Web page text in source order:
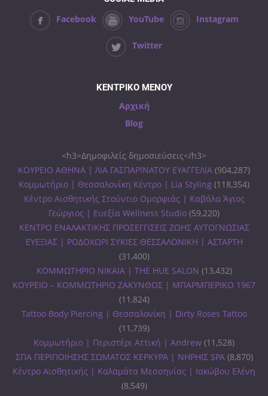
Facebook YouTube Instagram
Twitter
ΚΕΝΤΡΙΚΟ ΜΕΝΟΥ
Αρχική
Blog
<h3>Δημοφιλείς δημοσιεύσεις</h3>
ΚΟΥΡΕΙΟ ΑΘΗΝΑ | ΛΙΑ ΓΑΣΠΑΡΙΝΑΤΟΥ ΕΥΑΓΓΕΛΙΑ (904,287)
Κομμωτήριο | Θεσσαλονίκη Κέντρο | Lia Styling (118,354)
Κέντρο Αισθητικής Στούντιο Ομορφιάς | Καβάλα Άγιος
Γεώργιος | Ευεξία Wellness Studio (59,220)
ΚΕΝΤΡΟ ΕΝΑΛΑΚΤΙΚΗΣ ΠΡΟΣΕΓΓΙΣΕΙΣ ΖΩΗΣ ΑΥΤΟΓΝΩΣΙΑΣ
ΕΥΕΞΙΑΣ | ΡΟΔΟΧΩΡΙ ΣΥΚΙΕΣ ΘΕΣΣΑΛΟΝΙΚΗ | ΑΣΤΑΡΤΗ
(31,400)
ΚΟΜΜΩΤΗΡΙΟ ΝΙΚΑΙΑ | THE HUE SALON (13,432)
ΚΟΥΡΕΙΟ – ΚΟΜΜΩΤΗΡΙΟ ΖΑΚΥΝΘΟΣ | ΜΠΑΡΜΠΕΡΙΚΟ 1967
(11,824)
Tattoo Body Piercing | Θεσσαλονίκη | Dirty Roses Tattoo
(11,739)
Κομμωτήριο | Περιστέρι Αττική | Andrew (11,528)
ΣΠΑ ΠΕΡΙΠΟΙΗΣΗΣ ΣΩΜΑΤΟΣ ΚΕΡΚΥΡΑ | ΝΗΡΗΙΣ SPA (8,870)
Κέντρο Αισθητικής | Καλαμάτα Μεσσηνίας | Ιακώβου Ελένη
(8,549)